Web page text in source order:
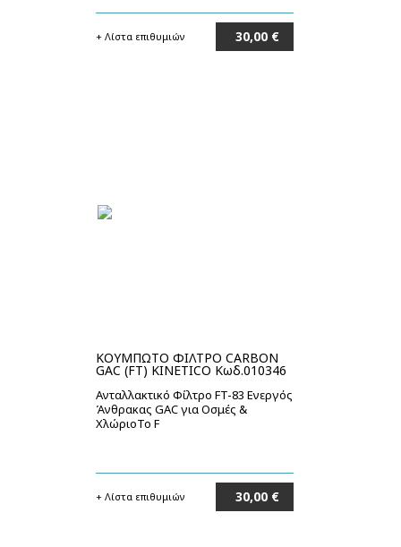
+ Λίστα επιθυμιών 30,00 €
ΚΟΥΜΠΩΤΟ ΦΙΛΤΡΟ CARBON
GAC (FT) KINETICO Κωδ.010346
Ανταλλακτικό Φίλτρο FT-83 Ενεργός
Άνθρακας GAC για Οσμές &
ΧλώριοΤο F
+ Λίστα επιθυμιών 30,00 €